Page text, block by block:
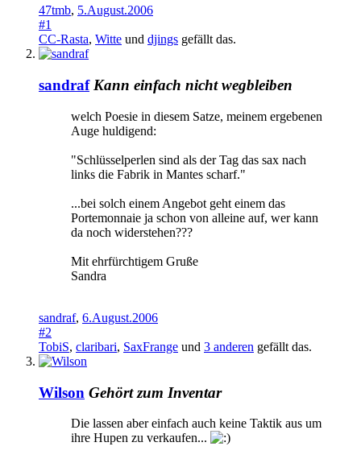
47tmb, 5.August.2006
#1
CC-Rasta, Witte und djings gefällt das.
sandraf Kann einfach nicht wegbleiben
welch Poesie in diesem Satze, meinem ergebenen
Auge huldigend:
"Schlüsselperlen sind als der Tag das sax nach
links die Fabrik in Mantes scharf."
...bei solch einem Angebot geht einem das
Portemonnaie ja schon von alleine auf, wer kann
da noch widerstehen???
Mit ehrfürchtigem Gruße
Sandra
sandraf, 6.August.2006
#2
TobiS, claribari, SaxFrange und 3 anderen gefällt das.
Wilson Gehört zum Inventar
Die lassen aber einfach auch keine Taktik aus um
ihre Hupen zu verkaufen...